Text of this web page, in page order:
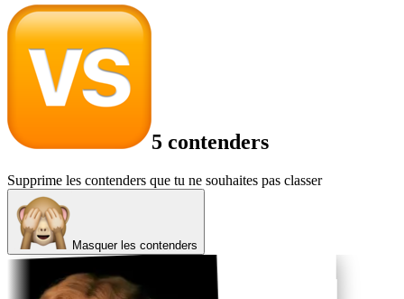
5 contenders
Supprime les contenders que tu ne souhaites pas classer
Masquer les contenders